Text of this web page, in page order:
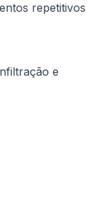
repetitivos
e